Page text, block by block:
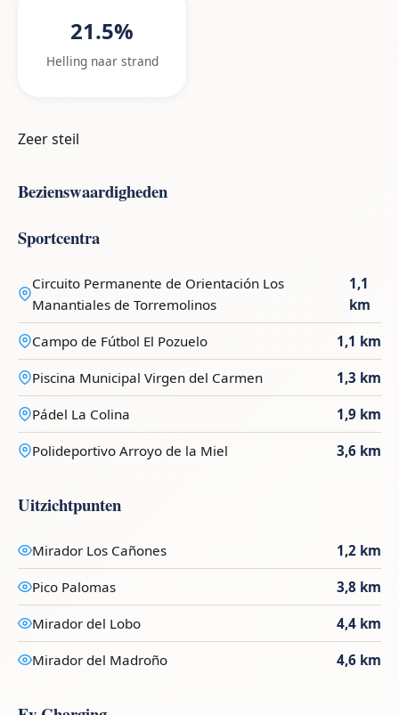
21.5%
Helling naar strand
Zeer steil
Bezienswaardigheden
Sportcentra
Circuito Permanente de Orientación Los
Manantiales de Torremolinos
1,1
km
Campo de Fútbol El Pozuelo 1,1 km
Piscina Municipal Virgen del Carmen 1,3 km
Pádel La Colina 1,9 km
Polideportivo Arroyo de la Miel 3,6 km
Uitzichtpunten
Mirador Los Cañones 1,2 km
Pico Palomas 3,8 km
Mirador del Lobo 4,4 km
Mirador del Madroño 4,6 km